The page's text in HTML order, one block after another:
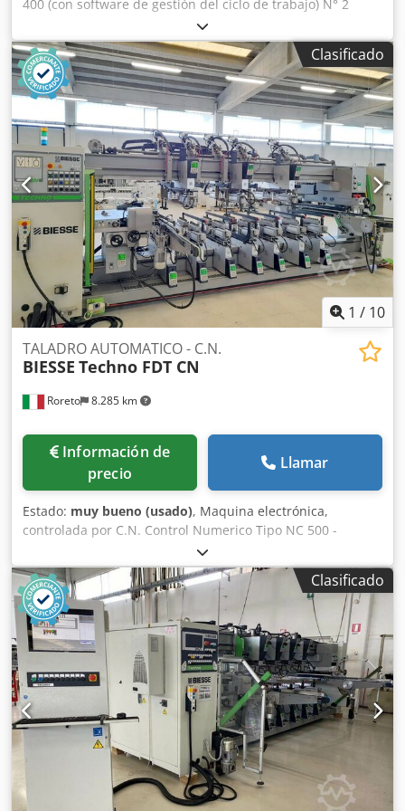
400 (con software de gestión del ciclo de trabajo) N° 2
Cintas transportadoras motorizadas Anchura maxima de
trabajo (mm) 3200 - Anchura minima de trabajo (mm) 205
(ca.) N° 2 Grupos/Soportes horizontales N° 2 Cabezales de
taladro para cada soporte horizontal N° 11 Brocas para
cada cabezal de taladro horizontal Dedsi D D Tfopfx Abieck
N° 4 Grupos/Soportes verticales inferiores N° 2 Cabezales
de taladro para cada soporte vertical inferior N° 2
Grupos/Soportes verticales superiores N° 2 Cabezales de
taladro para cada soporte vertical superior N° 2 Prensores
verticales superior N° 2 Tornillos motorizados para
evacuar los escombros/virutas Visualisación digitale del
valor (ejes) Potencia total instalada (Kw) 25 El CNC controla
el desplazamiento (eje X) del soporte horizontal móvil El
CNC controla el desplazamiento (eje Y) de las
paradas/topes OPCIÓN: Cargador frontal (para piezas
estrechas: mín. 60 mm - máx. 260 mm)
Clasificado
1 / 10
Roreto 8.285 km
TALADRO AUTOMATICO - C.N.
BIESSE Techno FDT CN
Información de
precio
Llamar
Estado: muy bueno (usado), Maquina electrónica,
controlada por C.N. Control Numerico Tipo NC 500 -
Software Tooling System N. 2 Cintas transportadoras
motorizadas - Velocidad de avance (m/min) 35 - 75 ca. N. 2
Grupos/Soportes horizontales Cabezales de taladro para
cada soporte horizontal (N°) 2 x HP 1,8 Anchura maxima de
trabajo (mm) 3200 - Anchura minima de trabajo (mm) 215
N. 7 Grupos/Soportes verticales inferiores Cabezales de
taladro para cada soporte vertical inferior (N°) 2 x HP 1,8 N.
3 Grupos/Soportes verticales superiores Cabezales de
taladro para cada soporte vertical superior (N°) 2 x HP 1,8
N. 5 Prensores verticales superior - N. 2 Tornillos
motorizados para evacuar los escombros/virutas El CNC
controla el desplazamiento (eje X) del soporte horizontal
móvil El CNC controla el desplazamiento vertical (Hv) de los
2 grupos horizontales Djdpfx Abshvi Dueisck El CNC
Clasificado